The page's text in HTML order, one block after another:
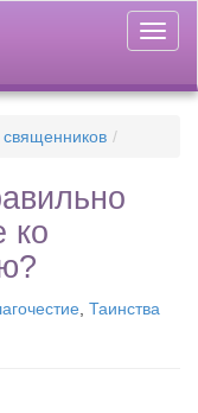
меню
ко
Таинства